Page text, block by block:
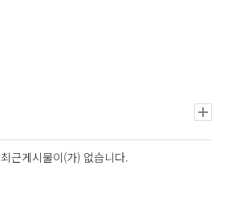
최근게시물이(가) 없습니다.